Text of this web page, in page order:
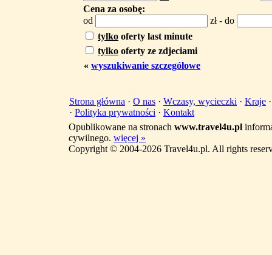
Cena za osobę:
od
zł - do
tylko oferty last minute
tylko oferty ze zdjeciami
« wyszukiwanie szczegółowe
Strona główna · O nas · Wczasy, wycieczki · Kraje
· Polityka prywatności · Kontakt
Opublikowane na stronach www.travel4u.pl
cywilnego. więcej »
Copyright © 2004-2026 Travel4u.pl. All rights